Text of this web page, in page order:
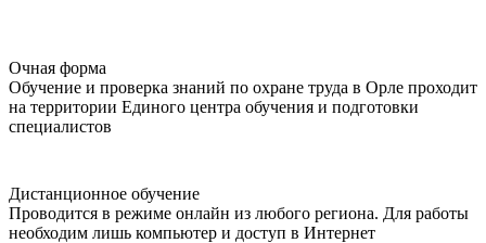
Очная форма
Обучение и проверка знаний по охране труда в Орле проходит
на территории Единого центра обучения и подготовки
специалистов
Дистанционное обучение
Проводится в режиме онлайн из любого региона. Для работы
необходим лишь компьютер и доступ в Интернет